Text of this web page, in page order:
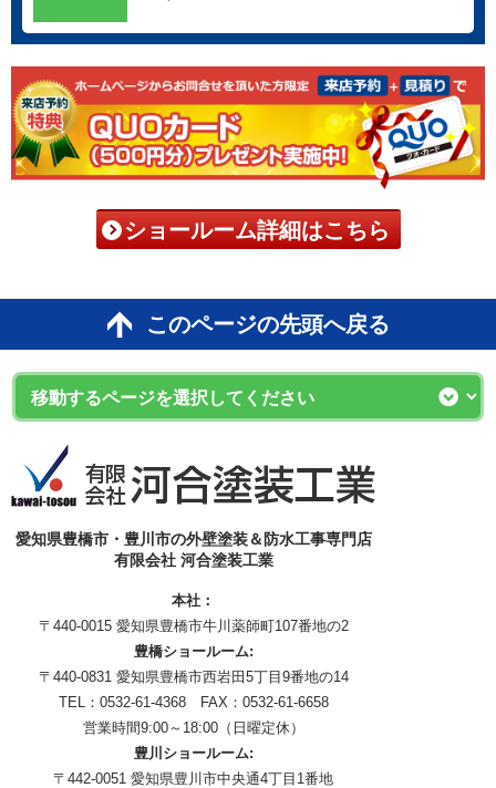
ショールーム詳細はこちら
このページの先頭へ戻る
愛知県豊橋市・豊川市の外壁塗装＆防水工事専門店
有限会社 河合塗装工業
本社：
〒440-0015 愛知県豊橋市牛川薬師町107番地の2
豊橋ショールーム:
〒440-0831 愛知県豊橋市西岩田5丁目9番地の14
TEL：0532-61-4368 FAX：0532-61-6658
営業時間9:00～18:00（日曜定休）
豊川ショールーム:
〒442-0051 愛知県豊川市中央通4丁目1番地